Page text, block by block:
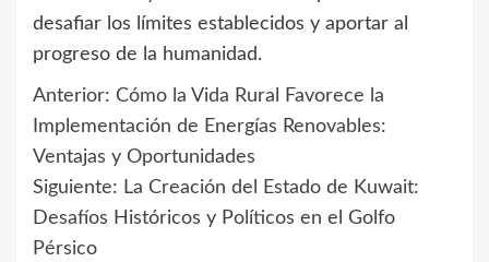
desafiar los límites establecidos y aportar al
progreso de la humanidad.
Navegación
de
entradas
Anterior: Cómo la Vida Rural Favorece la
Implementación de Energías Renovables:
Ventajas y Oportunidades
Siguiente: La Creación del Estado de Kuwait:
Desafíos Históricos y Políticos en el Golfo
Pérsico